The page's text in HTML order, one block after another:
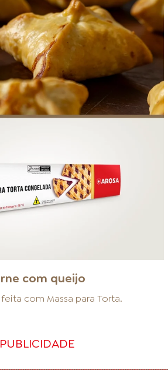
com queijo
feita com Massa para Torta.
PUBLICIDADE